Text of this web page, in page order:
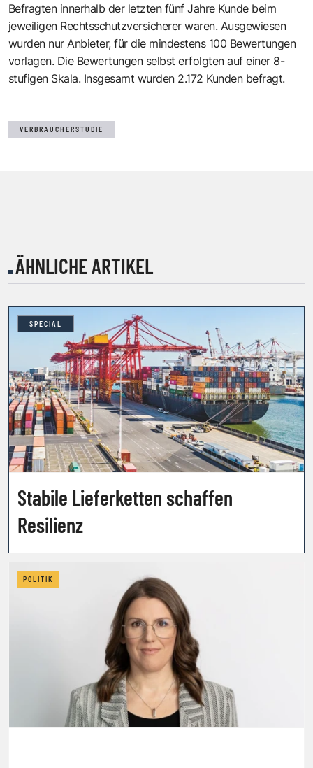
Befragten innerhalb der letzten fünf Jahre Kunde beim
jeweiligen Rechtsschutzversicherer waren. Ausgewiesen
wurden nur Anbieter, für die mindestens 100 Bewertungen
vorlagen. Die Bewertungen selbst erfolgten auf einer 8-
stufigen Skala. Insgesamt wurden 2.172 Kunden befragt.
VERBRAUCHERSTUDIE
ÄHNLICHE ARTIKEL
SPECIAL
Stabile Lieferketten schaffen
Resilienz
POLITIK